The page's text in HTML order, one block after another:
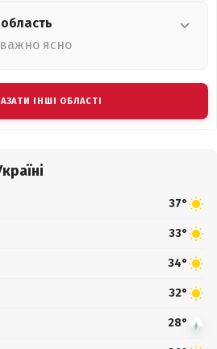
область
ясно
ІНШІ ОБЛАСТІ
37°
33°
34°
32°
28°